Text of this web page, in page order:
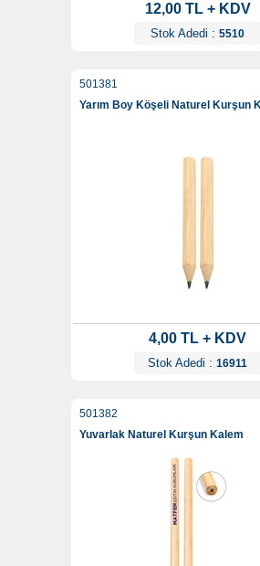
12,00 TL + KDV
Stok Adedi : 5510
501381
Yarım Boy Köşeli Naturel Kurşun
4,00 TL + KDV
Stok Adedi : 16911
501382
Yuvarlak Naturel Kurşun Kalem